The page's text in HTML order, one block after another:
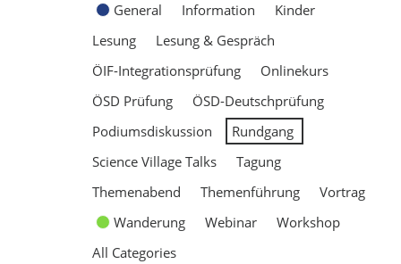
General
Information
Kinder
Lesung
Lesung & Gespräch
ÖIF-Integrationsprüfung
Onlinekurs
ÖSD Prüfung
ÖSD-Deutschprüfung
Podiumsdiskussion
Rundgang
Science Village Talks
Tagung
Themenabend
Themenführung
Vortrag
Wanderung
Webinar
Workshop
All Categories